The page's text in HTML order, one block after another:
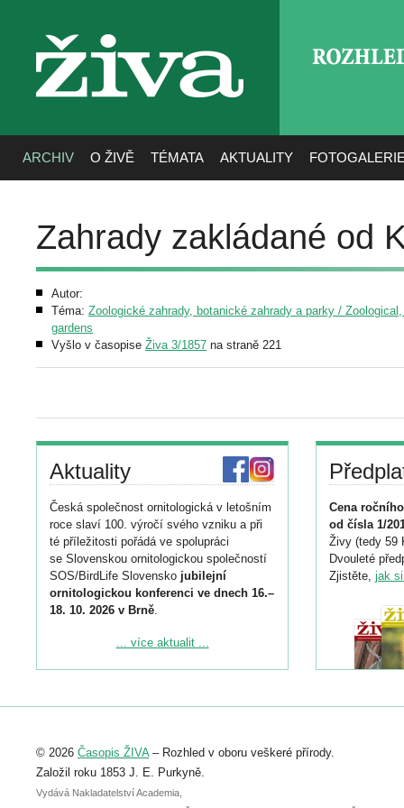
živa
ARCHIV O ŽIVĚ TÉMATA AKTUALITY
Zahrady zakládané od
Autor:
Téma: Zoologické zahrady, botanické zahrady a parky /
gardens
Vyšlo v časopise Živa 3/1857 na straně 221
Aktuality
Česká společnost ornitologická v letošním
roce slaví 100. výročí svého vzniku a při
té příležitosti pořádá ve spolupráci
se Slovenskou ornitologickou společností
SOS/BirdLife Slovensko jubilejní
ornitologickou konferenci ve dnech 16.–
18. 10. 2026 v Brně.
Podrobnější informace ke konferenci
Registrovat se můžete do 6. září.
abstraktu přihlášené přednášky nebo
posteru je už 30. června.
... více aktualit ...
Cena
od čísla 1/
Živy (tedy 59
Dvouleté
Zjistěte, jak
© 2026 Časopis ŽIVA– Rozhled v oboru veškeré přírody.
Založil roku 1853 J. E. Purkyně.
Vydává Nakladatelství Academia,